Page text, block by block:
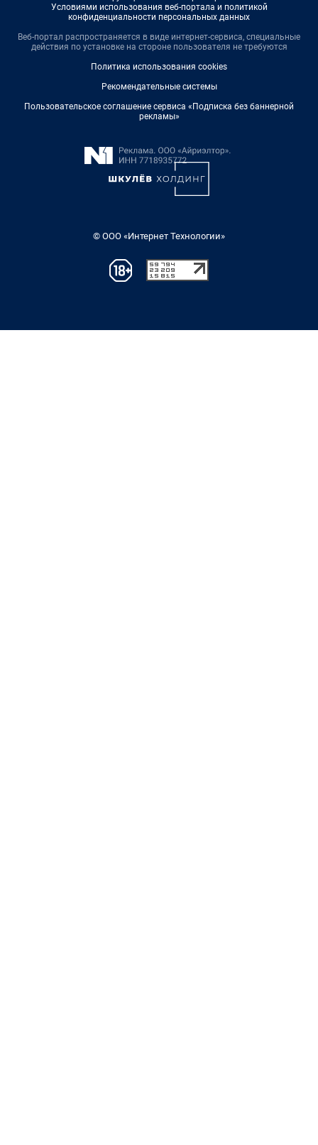
Условиями использования веб-портала и политикой
конфиденциальности персональных данных
Веб-портал распространяется в виде интернет-сервиса, специальные
действия по установке на стороне пользователя не требуются
Политика использования cookies
Рекомендательные системы
Пользовательское соглашение сервиса «Подписка без баннерной
рекламы»
© ООО «Интернет Технологии»